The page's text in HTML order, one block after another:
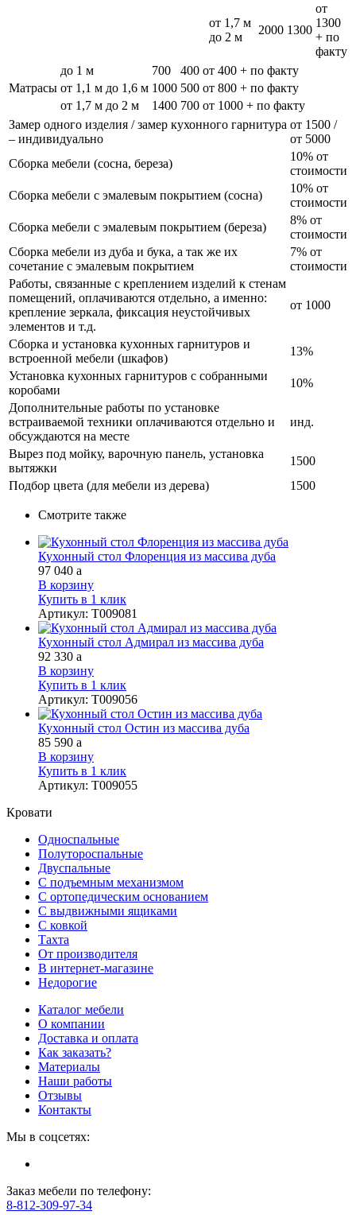
от 1,7 м
до 2 м
2000 1300
от
1300
+ по
факту
Матрасы
до 1 м 700 400 от 400 + по факту
от 1,1 м до 1,6 м 1000 500 от 800 + по факту
от 1,7 м до 2 м
1400 700 от 1000 + по факту
Замер одного изделия / замер кухонного гарнитура
– индивидуально
от 1500 /
от 5000
Сборка мебели (сосна, береза)
10% от
стоимости
Сборка мебели с эмалевым покрытием (сосна)
10% от
стоимости
Сборка мебели с эмалевым покрытием (береза)
8% от
стоимости
Сборка мебели из дуба и бука, а так же их
сочетание с эмалевым покрытием
7% от
стоимости
Работы, связанные с креплением изделий к стенам
помещений, оплачиваются отдельно, а именно:
крепление зеркала, фиксация неустойчивых
элементов и т.д.
от 1000
Сборка и установка кухонных гарнитуров и
встроенной мебели (шкафов)
13%
Установка кухонных гарнитуров с собранными
коробами
10%
Дополнительные работы по установке
встраиваемой техники оплачиваются отдельно и
обсуждаются на месте
инд.
Вырез под мойку, варочную панель, установка
вытяжки
1500
Подбор цвета (для мебели из дерева)
1500
Смотрите также
Кухонный стол Флоренция из массива дуба
97 040 a
В корзину
Купить в 1 клик
Артикул: Т009081
Кухонный стол Адмирал из массива дуба
92 330 a
В корзину
Купить в 1 клик
Артикул: Т009056
Кухонный стол Остин из массива дуба
85 590 a
В корзину
Купить в 1 клик
Артикул: Т009055
Кровати
Односпальные
Полутороспальные
Двуспальные
С подъемным механизмом
С ортопедическим основанием
С выдвижными ящиками
С ковкой
Тахта
От производителя
В интернет-магазине
Недорогие
Каталог мебели
О компании
Доставка и оплата
Как заказать?
Материалы
Наши работы
Отзывы
Контакты
Мы в соцсетях:
Заказ мебели по телефону:
8-812-309-97-34